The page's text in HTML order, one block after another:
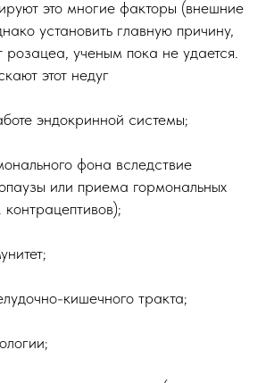
это многие факторы (внешние
установить главную причину,
розацеа, ученым пока не удается.
этот недуг
эндокринной системы;
фона вследствие
или приема гормональных
контрацептивов);
кишечного тракта;